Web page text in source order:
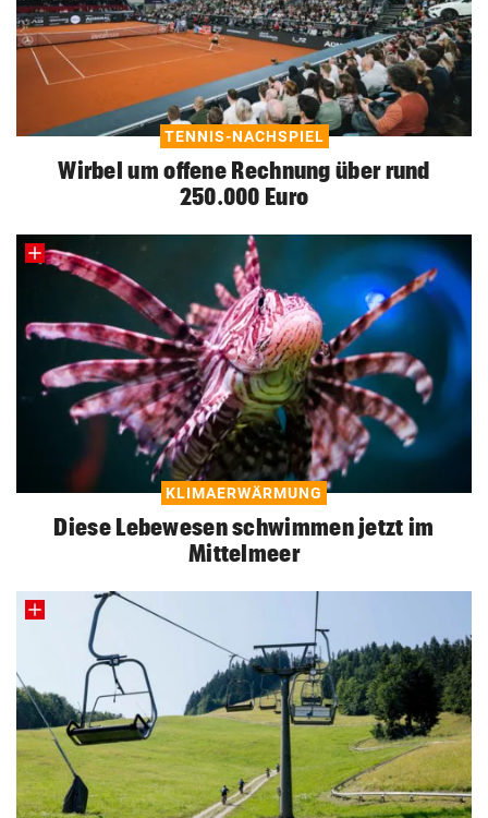
TENNIS-NACHSPIEL
Wirbel um offene Rechnung über rund
250.000 Euro
KLIMAERWÄRMUNG
Diese Lebewesen schwimmen jetzt im
Mittelmeer